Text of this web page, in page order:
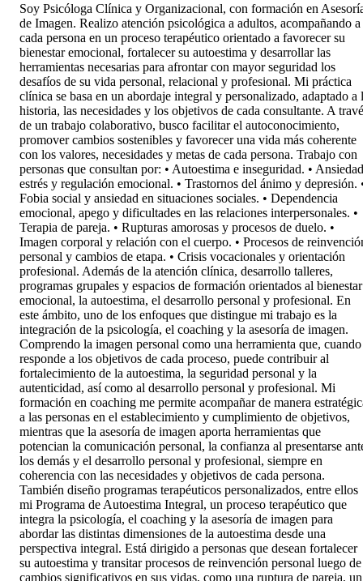
Soy Psicóloga Clínica y Organizacional, con formación en
de Imagen. Realizo atención psicológica a adultos, acompañando a
cada persona en un proceso terapéutico orientado a favorecer su
bienestar emocional, fortalecer su autoestima y desarrollar las
herramientas necesarias para afrontar con mayor seguridad los
desafíos de su vida personal, relacional y profesional. Mi práctica
clínica se basa en un abordaje integral y personalizado, adaptado a
historia, las necesidades y los objetivos de cada consultante. A
de un trabajo colaborativo, busco facilitar el autoconocimiento,
promover cambios sostenibles y favorecer una vida más coherente
con los valores, necesidades y metas de cada persona. Trabajo con
personas que consultan por: • Autoestima e inseguridad. •
estrés y regulación emocional. • Trastornos del ánimo y depresión.
Fobia social y ansiedad en situaciones sociales. • Dependencia
emocional, apego y dificultades en las relaciones interpersonales. •
Terapia de pareja. • Rupturas amorosas y procesos de duelo. •
Imagen corporal y relación con el cuerpo. • Procesos de
personal y cambios de etapa. • Crisis vocacionales y orientación
profesional. Además de la atención clínica, desarrollo talleres,
programas grupales y espacios de formación orientados al bienestar
emocional, la autoestima, el desarrollo personal y profesional. En
este ámbito, uno de los enfoques que distingue mi trabajo es la
integración de la psicología, el coaching y la asesoría de imagen.
Comprendo la imagen personal como una herramienta que, cuando
responde a los objetivos de cada proceso, puede contribuir al
fortalecimiento de la autoestima, la seguridad personal y la
autenticidad, así como al desarrollo personal y profesional. Mi
formación en coaching me permite acompañar de manera
a las personas en el establecimiento y cumplimiento de objetivos,
mientras que la asesoría de imagen aporta herramientas que
potencian la comunicación personal, la confianza al presentarse
los demás y el desarrollo personal y profesional, siempre en
coherencia con las necesidades y objetivos de cada persona.
También diseño programas terapéuticos personalizados, entre ellos
mi Programa de Autoestima Integral, un proceso terapéutico que
integra la psicología, el coaching y la asesoría de imagen para
abordar las distintas dimensiones de la autoestima desde una
perspectiva integral. Está dirigido a personas que desean fortalecer
su autoestima y transitar procesos de reinvención personal luego de
cambios significativos en sus vidas, como una ruptura de pareja, un